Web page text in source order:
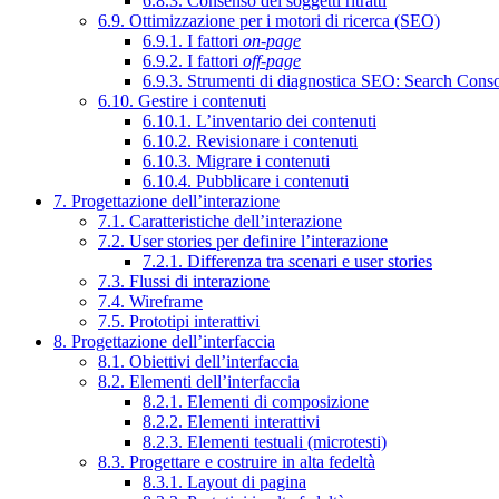
6.9. Ottimizzazione per i motori di ricerca (SEO)
6.9.1. I fattori on-page
6.9.2. I fattori off-page
6.9.3. Strumenti di diagnostica SEO: Search
6.10. Gestire i contenuti
6.10.1. L’inventario dei contenuti
6.10.2. Revisionare i contenuti
6.10.3. Migrare i contenuti
6.10.4. Pubblicare i contenuti
7. Progettazione dell’interazione
7.1. Caratteristiche dell’interazione
7.2. User stories per definire l’interazione
7.2.1. Differenza tra scenari e user stories
7.3. Flussi di interazione
7.4. Wireframe
7.5. Prototipi interattivi
8. Progettazione dell’interfaccia
8.1. Obiettivi dell’interfaccia
8.2. Elementi dell’interfaccia
8.2.1. Elementi di composizione
8.2.2. Elementi interattivi
8.2.3. Elementi testuali (microtesti)
8.3. Progettare e costruire in alta fedeltà
8.3.1. Layout di pagina